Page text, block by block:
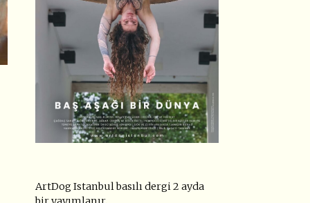
ArtDog Istanbul basılı dergi 2 ayda